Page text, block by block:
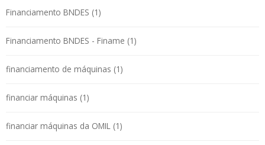
Financiamento BNDES (1)
Financiamento BNDES - Finame (1)
financiamento de máquinas (1)
financiar máquinas (1)
financiar máquinas da OMIL (1)